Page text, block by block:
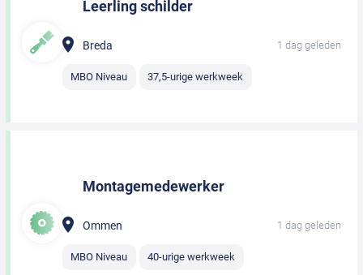
Leerling schilder
Breda 1 dag geleden
MBO Niveau 37,5-urige werkweek
Montagemedewerker
Ommen 1 dag geleden
MBO Niveau 40-urige werkweek